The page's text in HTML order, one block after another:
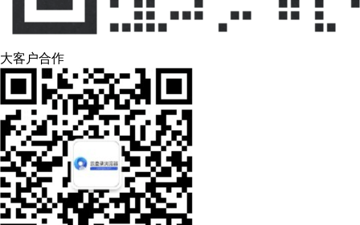
大客户合作